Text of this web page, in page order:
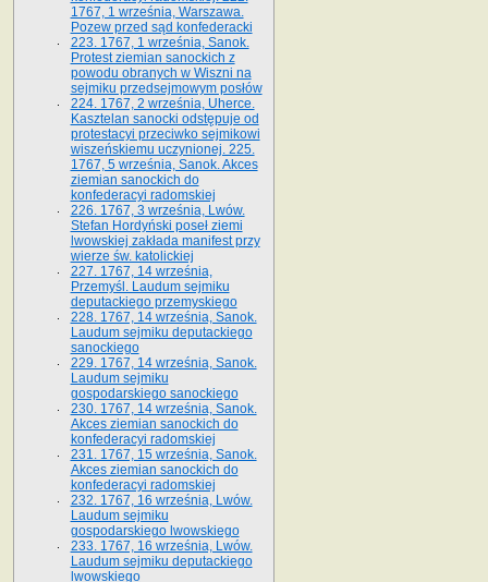
1767, 1 września, Warszawa.
Pozew przed sąd konfederacki
223. 1767, 1 września, Sanok.
Protest ziemian sanockich z
powodu obranych w Wiszni na
sejmiku przedsejmo­wym posłów
224. 1767, 2 września, Uherce.
Kasztelan sanocki odstępuje od
protestacyi przeciwko sejmikowi
wiszeńskiemu uczynionej. 225.
1767, 5 września, Sanok. Akces
ziemian sanockich do
konfederacyi radomskiej
226. 1767, 3 września, Lwów.
Stefan Hordyński poseł ziemi
lwowskiej zakłada manifest przy
wierze św. ka­tolickiej
227. 1767, 14 września,
Przemyśl. Laudum sejmiku
deputackiego przemyskiego
228. 1767, 14 września, Sanok.
Laudum sejmiku deputackiego
sanockiego
229. 1767, 14 września, Sanok.
Laudum sejmiku
gospodarskiego sanockiego
230. 1767, 14 września, Sanok.
Akces ziemian sanockich do
konfederacyi radomskiej
231. 1767, 15 września, Sanok.
Akces ziemian sanockich do
konfederacyi radomskiej
232. 1767, 16 września, Lwów.
Laudum sejmiku
gospodarskiego lwowskiego
233. 1767, 16 września, Lwów.
Laudum sejmiku deputackiego
lwowskiego